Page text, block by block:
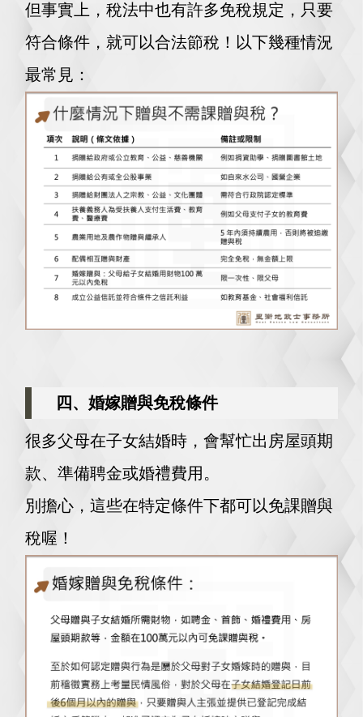
但事實上，稅法中也有許多免稅規定，只要
符合條件，就可以合法節稅！以下幾種情況
最常見：
四、婚嫁贈與免稅條件
很多父母在子女結婚時，會幫忙出房屋頭期
款、準備聘金或婚禮費用。
別擔心，這些在特定條件下都可以免課贈與
稅喔！